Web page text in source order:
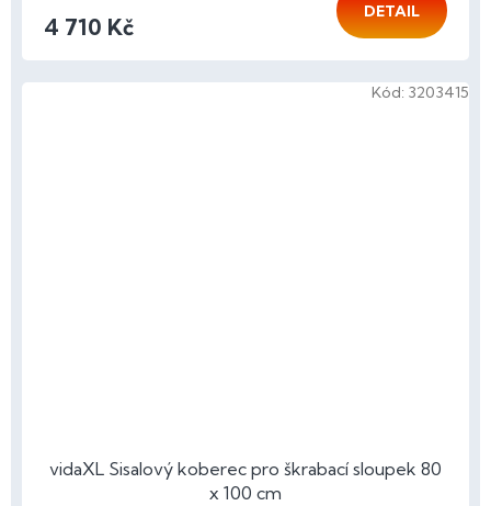
4 710 Kč
DETAIL
vidaXL Sisalový koberec pro škrabací sloupek 80
x 100 cm
Kód: 3203415